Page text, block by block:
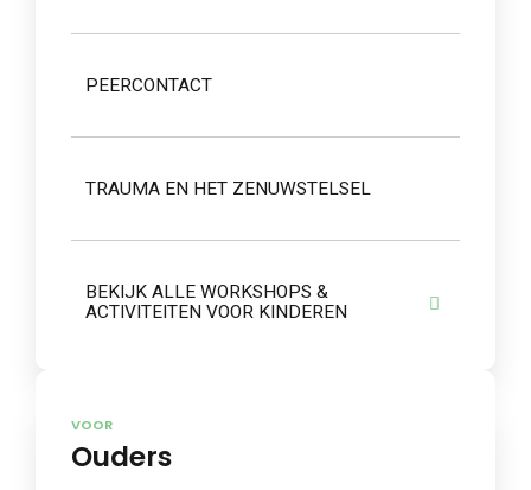
PEERCONTACT
TRAUMA EN HET ZENUWSTELSEL
BEKIJK ALLE WORKSHOPS &
ACTIVITEITEN VOOR KINDEREN
VOOR
Ouders